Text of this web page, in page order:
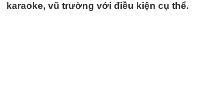
karaoke, vũ trường với điều kiện cụ thể.